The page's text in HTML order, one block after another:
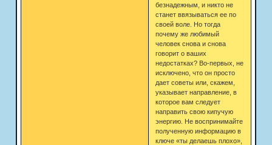
безнадежным, и никто не
станет ввязываться ее по
своей воле. Но тогда
почему же любимый
человек снова и снова
говорит о ваших
недостатках? Во-первых, не
исключено, что он просто
дает советы или, скажем,
указывает направление, в
которое вам следует
направить свою кипучую
энергию. Не воспринимайте
полученную информацию в
ключе «ты делаешь плохо»,